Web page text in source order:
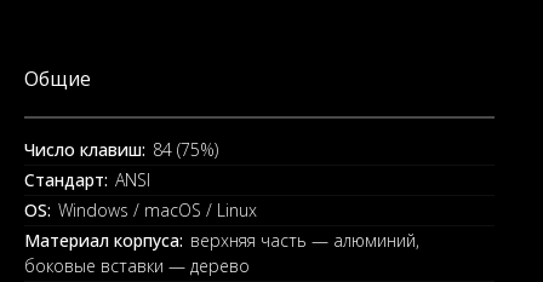
Общие
Число клавиш: 84 (75%)
Стандарт: ANSI
OS: Windows / macOS / Linux
Материал корпуса: верхняя часть — алюминий,
боковые вставки — дерево